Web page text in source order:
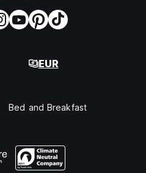
EUR
Bed and Breakfast